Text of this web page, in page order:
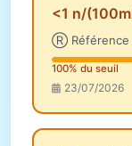
<1 n/
Ⓡ Référence
100% du seuil
23/07/2026